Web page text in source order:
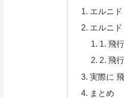
エルニ
エルニ
1. 飛
2. 飛
実際に
まとめ